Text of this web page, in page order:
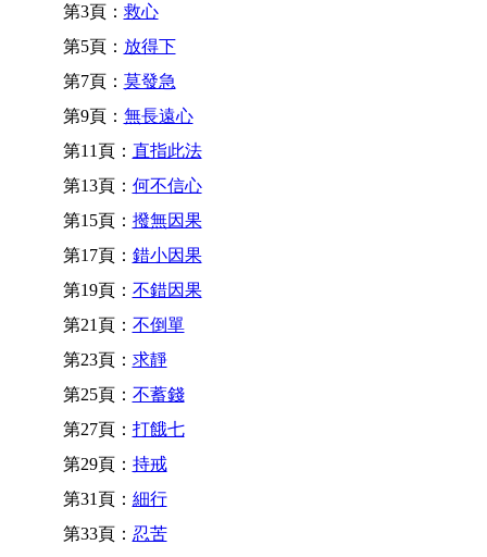
第3頁： 救心
第5頁： 放得下
第7頁： 莫發急
第9頁： 無長遠心
第11頁： 直指此法
第13頁： 何不信心
第15頁： 撥無因果
第17頁： 錯小因果
第19頁： 不錯因果
第21頁： 不倒單
第23頁： 求靜
第25頁： 不蓄錢
第27頁： 打餓七
第29頁： 持戒
第31頁： 細行
第33頁： 忍苦